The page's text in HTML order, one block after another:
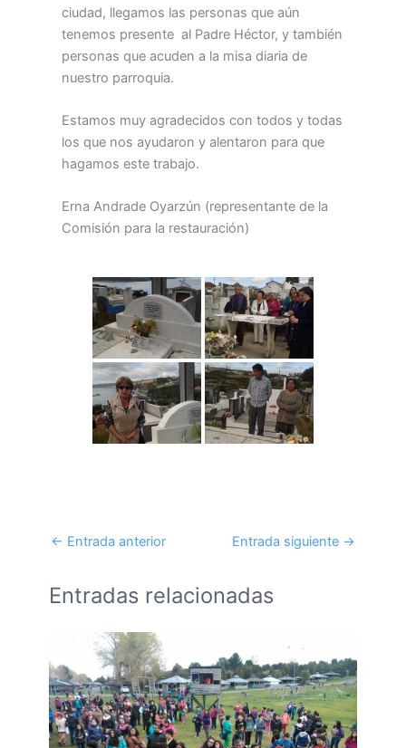
ciudad, llegamos las personas que aún
tenemos presente al Padre Héctor, y también
personas que acuden a la misa diaria de
nuestro parroquia.
Estamos muy agradecidos con todos y todas
los que nos ayudaron y alentaron para que
hagamos este trabajo.
Erna Andrade Oyarzún (representante de la
Comisión para la restauración)
← Entrada anterior Entrada siguiente →
Entradas relacionadas